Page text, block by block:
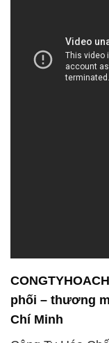
phối – thương
Chí Minh